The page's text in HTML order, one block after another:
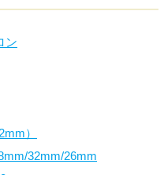
ン
）
32mm/26mm